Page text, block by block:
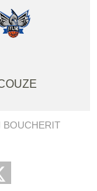
BOUCHERIT